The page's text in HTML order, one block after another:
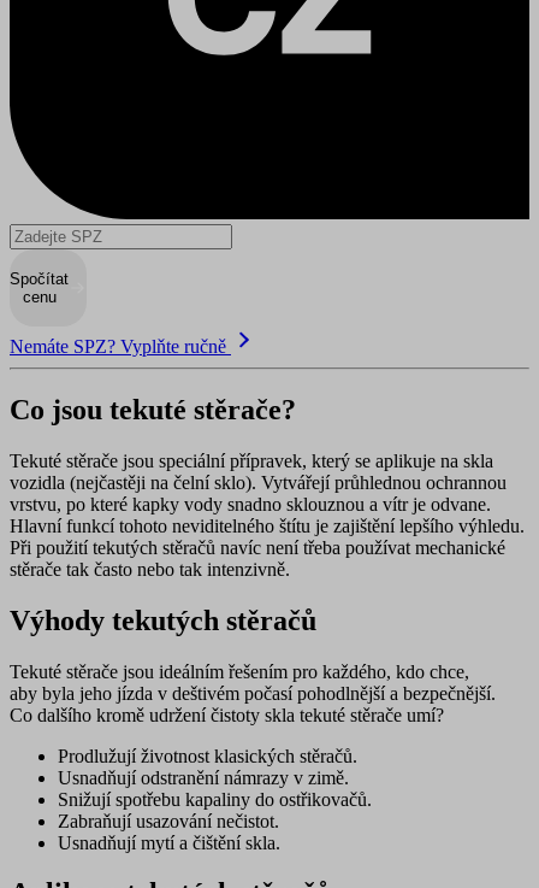
Spočítat
cenu
Nemáte SPZ? Vyplňte ručně
Co jsou tekuté stěrače?
Tekuté stěrače jsou speciální přípravek, který se aplikuje na skla
vozidla (nejčastěji na čelní sklo). Vytvářejíprůhlednou ochrannou
vrstvu, po které kapky vody snadno sklouznou a vítr je odvane.
Hlavní funkcí tohoto neviditelného štítu je zajištění lepšího výhledu.
Při použití tekutých stěračů navíc není třeba používat mechanické
stěrače tak často nebo tak intenzivně.
Výhody tekutých stěračů
Tekuté stěrače jsou ideálním řešením pro každého, kdo chce,
aby byla jeho jízda v deštivém počasí pohodlnější a bezpečnější.
Co dalšího kromě udržení čistoty skla tekuté stěrače umí?
Prodlužují životnost klasických stěračů.
Usnadňují odstranění námrazy v zimě.
Snižují spotřebu kapaliny do ostřikovačů.
Zabraňují usazování nečistot.
Usnadňují mytía čištění skla.